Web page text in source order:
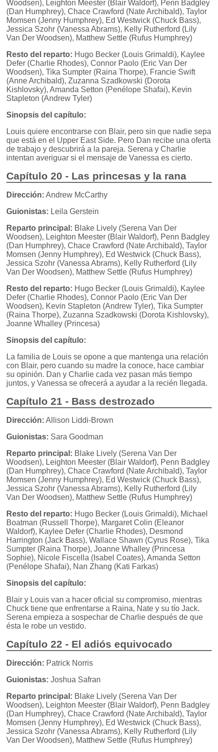
Woodsen), Leighton Meester (Blair Waldorf), Penn Badgley
(Dan Humphrey), Chace Crawford (Nate Archibald), Taylor
Momsen (Jenny Humphrey), Ed Westwick (Chuck Bass),
Jessica Szohr (Vanessa Abrams), Kelly Rutherford (Lily
Van Der Woodsen), Matthew Settle (Rufus Humphrey)
Resto del reparto: Hugo Becker (Louis Grimaldi), Kaylee
Defer (Charlie Rhodes), Connor Paolo (Eric Van Der
Woodsen), Tika Sumpter (Raina Thorpe), Francie Swift
(Anne Archibald), Zuzanna Szadkowski (Dorota
Kishlovsky), Amanda Setton (Penélope Shafai), Kevin
Stapleton (Andrew Tyler)
Sinopsis del capítulo:
Louis quiere encontrarse con Blair, pero sin que nadie sepa
que está en el Upper East Side. Pero Dan recibe una oferta
de trabajo y descubrirá a la pareja. Serena y Charlie
intentan averiguar si el mensaje de Vanessa es cierto.
Capítulo 20 - Las princesas y la rana
Dirección: Andrew McCarthy
Guionistas: Leila Gerstein
Reparto principal: Blake Lively (Serena Van Der
Woodsen), Leighton Meester (Blair Waldorf), Penn Badgley
(Dan Humphrey), Chace Crawford (Nate Archibald), Taylor
Momsen (Jenny Humphrey), Ed Westwick (Chuck Bass),
Jessica Szohr (Vanessa Abrams), Kelly Rutherford (Lily
Van Der Woodsen), Matthew Settle (Rufus Humphrey)
Resto del reparto: Hugo Becker (Louis Grimaldi), Kaylee
Defer (Charlie Rhodes), Connor Paolo (Eric Van Der
Woodsen), Kevin Stapleton (Andrew Tyler), Tika Sumpter
(Raina Thorpe), Zuzanna Szadkowski (Dorota Kishlovsky),
Joanne Whalley (Princesa)
Sinopsis del capítulo:
La familia de Louis se opone a que mantenga una relación
con Blair, pero cuando su madre la conoce, hace cambiar
su opinión. Dan y Charlie cada vez pasan más tiempo
juntos, y Vanessa se ofrecerá a ayudar a la recién llegada.
Capítulo 21 - Bass destrozado
Dirección: Allison Liddi-Brown
Guionistas: Sara Goodman
Reparto principal: Blake Lively (Serena Van Der
Woodsen), Leighton Meester (Blair Waldorf), Penn Badgley
(Dan Humphrey), Chace Crawford (Nate Archibald), Taylor
Momsen (Jenny Humphrey), Ed Westwick (Chuck Bass),
Jessica Szohr (Vanessa Abrams), Kelly Rutherford (Lily
Van Der Woodsen), Matthew Settle (Rufus Humphrey)
Resto del reparto: Hugo Becker (Louis Grimaldi), Michael
Boatman (Russell Thorpe), Margaret Colin (Eleanor
Waldorf), Kaylee Defer (Charlie Rhodes), Desmond
Harrington (Jack Bass), Wallace Shawn (Cyrus Rose), Tika
Sumpter (Raina Thorpe), Joanne Whalley (Princesa
Sophie), Nicole Fiscella (Isabel Coates), Amanda Setton
(Penélope Shafai), Nan Zhang (Kati Farkas)
Sinopsis del capítulo:
Blair y Louis van a hacer oficial su compromiso, mientras
Chuck tiene que enfrentarse a Raina, Nate y su tío Jack.
Serena empieza a sospechar de Charlie después de que
ésta le robe un vestido.
Capítulo 22 - El adiós equivocado
Dirección: Patrick Norris
Guionistas: Joshua Safran
Reparto principal: Blake Lively (Serena Van Der
Woodsen), Leighton Meester (Blair Waldorf), Penn Badgley
(Dan Humphrey), Chace Crawford (Nate Archibald), Taylor
Momsen (Jenny Humphrey), Ed Westwick (Chuck Bass),
Jessica Szohr (Vanessa Abrams), Kelly Rutherford (Lily
Van Der Woodsen), Matthew Settle (Rufus Humphrey)